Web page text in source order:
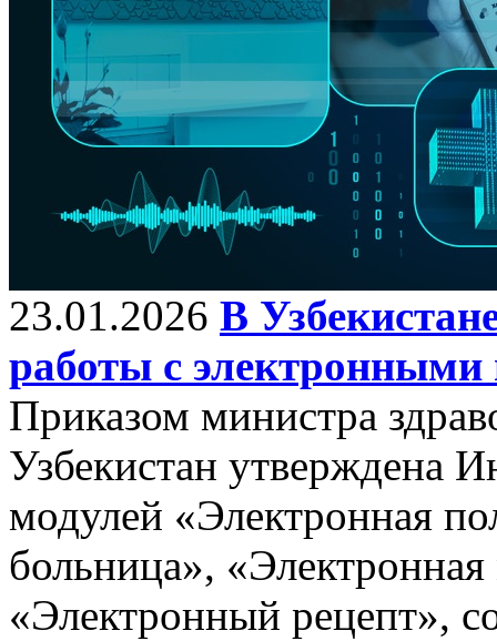
23.01.2026 В
работы с
Приказом министра
Узбекистан утверждена
модулей «Электронная
больница»,
«Электронный рецепт»,